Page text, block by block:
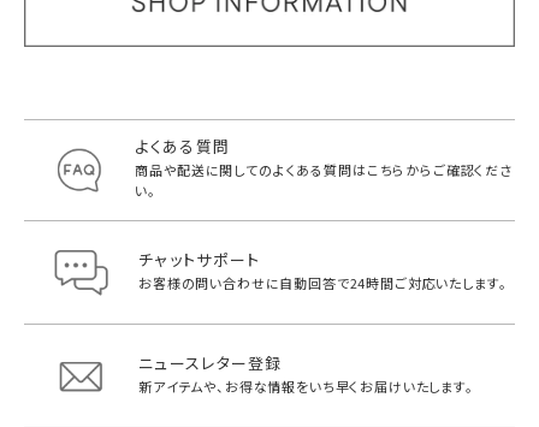
よくある質問
商品や配送に関してのよくある質問はこちらからご確認くださ
い。
チャットサポート
お客様の問い合わせに自動回答で24時間ご対応いたします。
ニュースレター登録
新アイテムや、お得な情報をいち早く お届けいたします。